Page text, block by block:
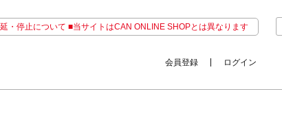
・停止について ■当サイトはCAN ONLINE SHOPとは異なります
会員登録 ログイン